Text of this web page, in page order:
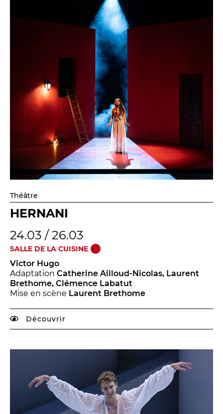
Théâtre
HERNANI
24.03 / 26.03
SALLE DE LA CUISINE
Victor Hugo
Adaptation Catherine Ailloud-Nicolas, Laurent
Brethome, Clémence Labatut
Mise en scène Laurent Brethome
Découvrir